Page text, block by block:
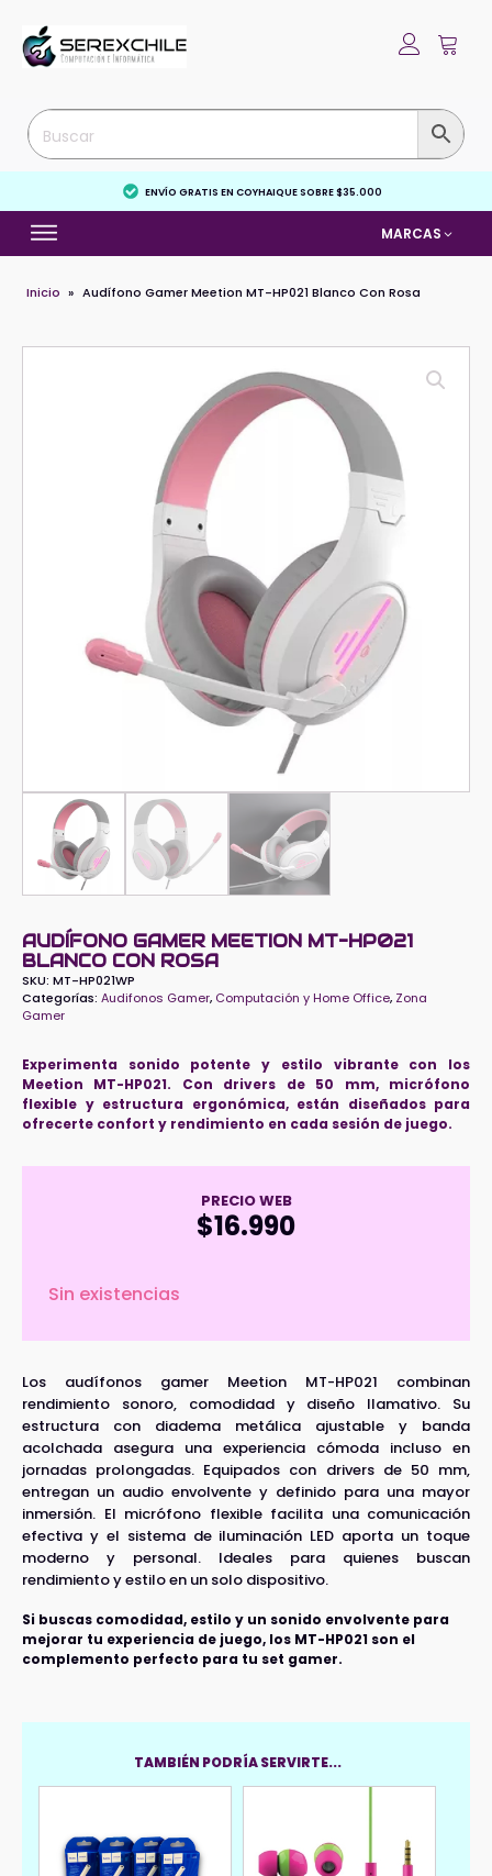
ENVÍO GRATIS EN COYHAIQUE SOBRE $35.000
MARCAS
Inicio » Audífono Gamer Meetion MT-HP021 Blanco Con Rosa
AUDÍFONO GAMER MEETION MT-HP021
BLANCO CON ROSA
SKU: MT-HP021WP
Categorías: Audifonos Gamer, Computación y Home Office, Zona
Gamer
Experimenta sonido potente y estilo vibrante con los
Meetion MT-HP021. Con drivers de 50 mm, micrófono
flexible y estructura ergonómica, están diseñados para
ofrecerte confort y rendimiento en cada sesión de juego.
PRECIO WEB
$16.990
Sin existencias
Los audífonos gamer Meetion MT-HP021 combinan
rendimiento sonoro, comodidad y diseño llamativo. Su
estructura con diadema metálica ajustable y banda
acolchada asegura una experiencia cómoda incluso en
jornadas prolongadas. Equipados con drivers de 50 mm,
entregan un audio envolvente y definido para una mayor
inmersión. El micrófono flexible facilita una comunicación
efectiva y el sistema de iluminación LED aporta un toque
moderno y personal. Ideales para quienes buscan
rendimiento y estilo en un solo dispositivo.
Si buscas comodidad, estilo y un sonido envolvente para
mejorar tu experiencia de juego, los MT-HP021 son el
complemento perfecto para tu set gamer.
TAMBIÉN PODRÍA SERVIRTE...